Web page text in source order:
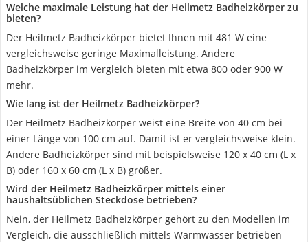
Welche maximale Leistung hat der Heilmetz Badheizkörper zu
bieten?
Der Heilmetz Badheizkörper bietet Ihnen mit 481 W eine
vergleichsweise geringe Maximalleistung. Andere
Badheizkörper im Vergleich bieten mit etwa 800 oder 900 W
mehr.
Wie lang ist der Heilmetz Badheizkörper?
Der Heilmetz Badheizkörper weist eine Breite von 40 cm bei
einer Länge von 100 cm auf. Damit ist er vergleichsweise klein.
Andere Badheizkörper sind mit beispielsweise 120 x 40 cm (L x
B) oder 160 x 60 cm (L x B) größer.
Wird der Heilmetz Badheizkörper mittels einer
haushaltsüblichen Steckdose betrieben?
Nein, der Heilmetz Badheizkörper gehört zu den Modellen im
Vergleich, die ausschließlich mittels Warmwasser betrieben